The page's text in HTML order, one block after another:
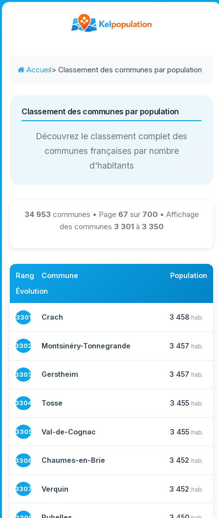
Accueil> Classement des communes par population
Classement des communes par population
Découvrez le classement complet des
communes françaises par nombre
d'habitants
34 953communes • Page 67 sur 700 • Affichage
des communes 3 301à 3 350
Rang Commune
Population
Évolution
3301 Crach 3 458 hab.
3302 Montsinéry-Tonnegrande 3 457 hab.
3303 Gerstheim 3 457 hab.
3304 Tosse 3 455 hab.
3305 Val-de-Cognac 3 455 hab.
3306 Chaumes-en-Brie 3 452 hab.
3307 Verquin 3 452 hab.